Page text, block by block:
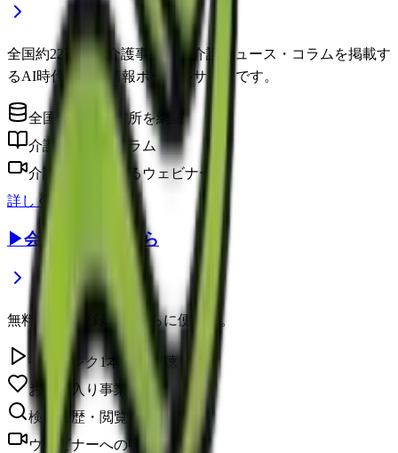
全国約22万件の介護事業所と介護ニュース・コラムを掲載す
るAI時代の介護情報ポータルサイトです。
全国の介護事業所を網羅
介護に役立つコラム
介護のプロによるウェビナー
詳しく見る
▶会員登録はこちら
無料の会員登録で、さらに便利に。
今日のレク1本無料視聴
お気に入り事業所を保存
検索履歴・閲覧履歴の確認
ウェビナーへの申し込み